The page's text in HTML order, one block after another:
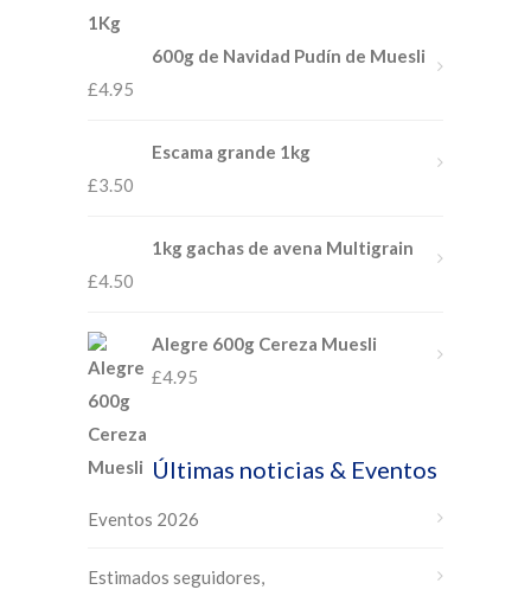
600g de Navidad Pudín de Muesli
£4.95
Escama grande 1kg
£3.50
1kg gachas de avena Multigrain
£4.50
Alegre 600g Cereza Muesli
£4.95
Últimas noticias & Eventos
Eventos 2026
Estimados seguidores,